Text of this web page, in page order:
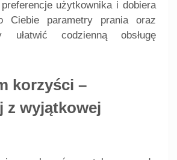
użytkownika i dobiera
Ciebie parametry prania oraz
ułatwić codzienną obsługę
korzyści –
z wyjątkowej